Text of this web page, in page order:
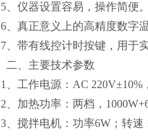
5、仪器设置容易，操作简便。
6、真正意义上的高精度数字
7、带有线控计时按键，用于
二、主要技术参数
1、工作电源：AC 220V±10%
2、加热功率：两档，
3、搅拌电机：功率6W；转速